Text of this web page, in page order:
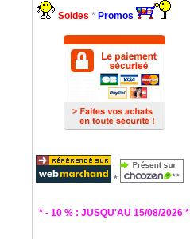
Soldes * Promos
*
* - 10 % : JUSQU'AU 15/08/2026 *